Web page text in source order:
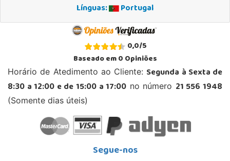
Línguas:
Portugal
0,0/5
Baseado em0Opiniões
Horário de Atedimento ao Cliente: Segunda à Sexta de
8:30 a 12:00 e de 15:00 a 17:00 no número 21 556 1948
(Somente dias úteis)
Segue-nos